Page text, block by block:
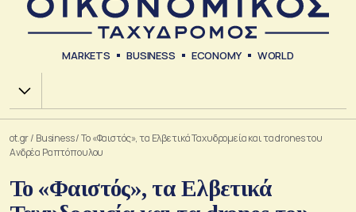
MARKETS BUSINESS ECONOMY WORLD
Χ.Α.
ot.gr/ Business/Το «Φαιστός», τα Ελβετικά Ταχυδρομεία και τα drones του
Ανδρέα Ραπτόπουλου
Το «Φαιστός», τα Ελβετικά